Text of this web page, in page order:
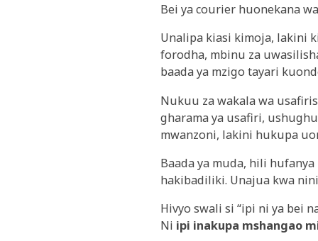
Bei ya courier huonekana
Unalipa kiasi kimoja, lakini
forodha, mbinu za
baada ya mzigo tayari
Nukuu za wakala wa
gharama ya usafiri,
mwanzoni, lakini hukupa
Baada ya muda, hili
hakibadiliki. Unajua kwa
Hivyo swali si “ipi ni ya bei
Ni ipi inakupa mshangao